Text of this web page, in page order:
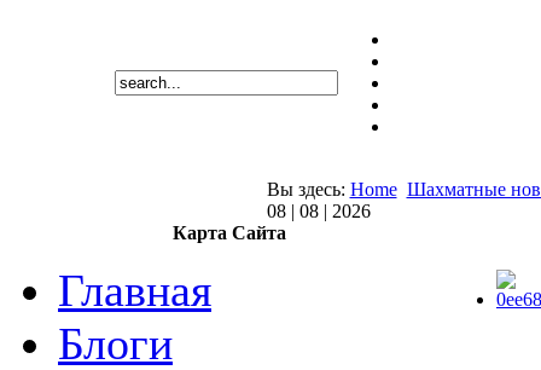
Вы здесь: Home Шахматные
08 | 08 | 2026
Карта Сайта
Главная
Блоги